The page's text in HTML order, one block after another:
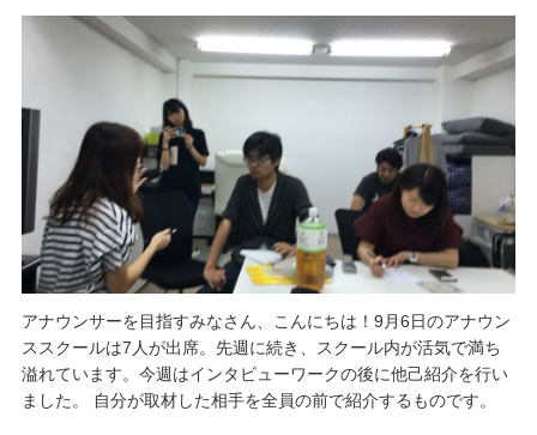
アナウンサーを目指すみなさん、こんにちは！9月6日のアナウン
ススクールは7人が出席。先週に続き、スクール内が活気で満ち
溢れています。今週はインタビューワークの後に他己紹介を行い
ました。 自分が取材した相手を全員の前で紹介するものです。